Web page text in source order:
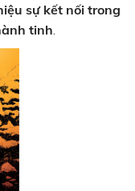
sự kết nối trong
tinh.